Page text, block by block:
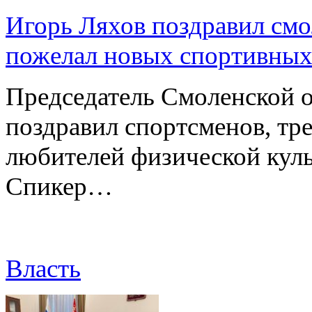
Игорь Ляхов поздравил
пожелал новых
Председатель
поздравил спортсменов,
любителей физической
Спикер…
Власть